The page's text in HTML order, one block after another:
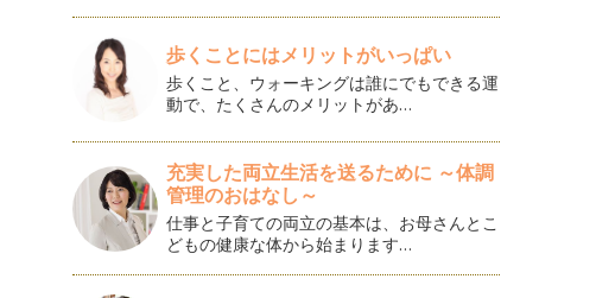
歩くことにはメリットがいっぱい
歩くこと、ウォーキングは誰にでもできる運
動で、たくさんのメリットがあ…
充実した両立生活を送るために ～体調
管理のおはなし～
仕事と子育ての両立の基本は、お母さんとこ
どもの健康な体から始まります…